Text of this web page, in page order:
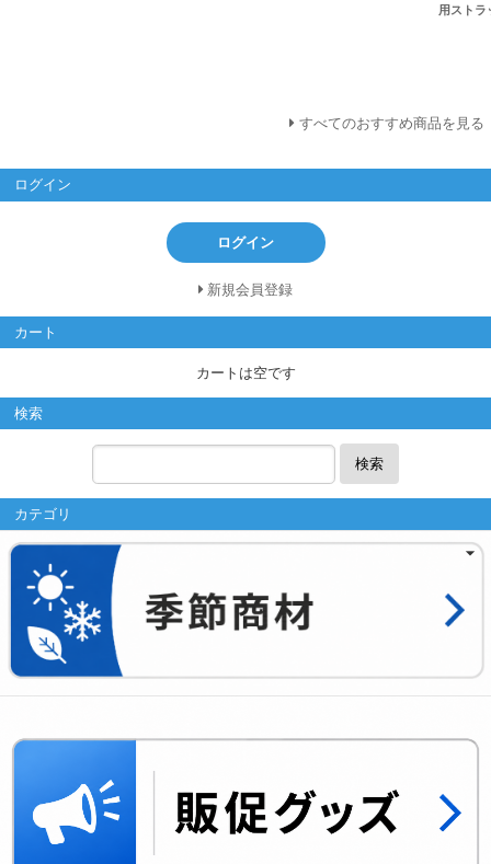
用スト
すべてのおすすめ商品を見る
ログイン
ログイン
新規会員登録
カート
カートは空です
検索
検索
カテゴリ